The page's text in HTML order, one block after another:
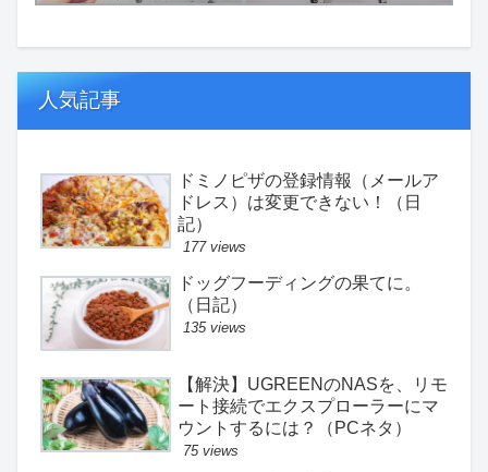
人気記事
ドミノピザの登録情報（メールア
ドレス）は変更できない！（日
記）
177 views
ドッグフーディングの果てに。
（日記）
135 views
【解決】UGREENのNASを、リモ
ート接続でエクスプローラーにマ
ウントするには？（PCネタ）
75 views